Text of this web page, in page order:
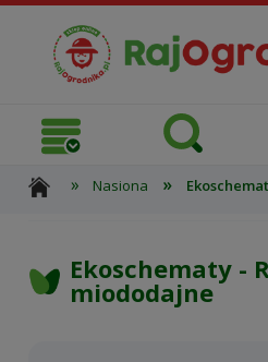
» Nasiona »
Ekoschematy -
miododajne